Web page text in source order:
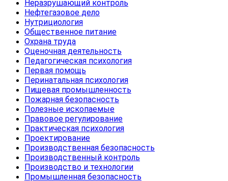
Неразрушающий контроль
Нефтегазовое дело
Нутрициология
Общественное питание
Охрана труда
Оценочная деятельность
Педагогическая психология
Первая помощь
Перинатальная психология
Пищевая промышленность
Пожарная безопасность
Полезные ископаемые
Правовое регулирование
Практическая психология
Проектирование
Производственная безопасность
Производственный контроль
Производство и технологии
Промышленная безопасность